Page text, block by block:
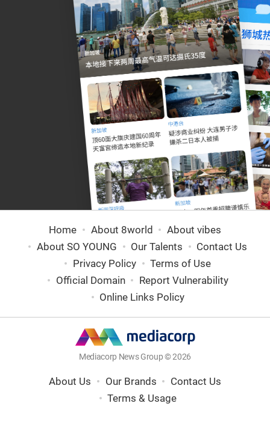
Home About 8world
About vibes
About SO YOUNG
Our Talents
Contact Us
Privacy Policy
Terms of Use
Official Domain
Report Vulnerability
Online Links Policy
Mediacorp News Group © 2026
About Us Our Brands
Contact Us
Terms & Usage